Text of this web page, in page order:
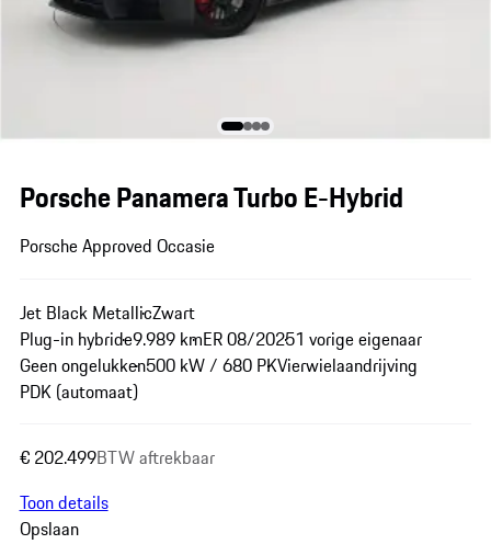
Porsche Panamera Turbo E-Hybrid
Porsche Approved Occasie
Jet Black MetallicZwart
Plug-in hybride9.989 kmER 08/20251 vorige eigenaar
Geen ongelukken500 kW / 680 PKVierwielaandrijving
PDK (automaat)
€ 202.499BTW aftrekbaar
Toon details
Opslaan